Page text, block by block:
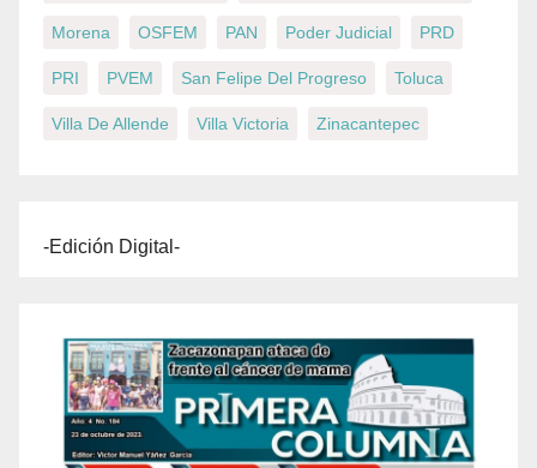
Morena OSFEM PAN Poder Judicial PRD
PRI PVEM San Felipe Del Progreso Toluca
Villa De Allende Villa Victoria Zinacantepec
-Edición Digital-